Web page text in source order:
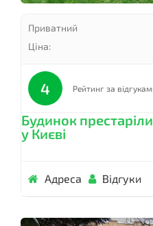
Приватний
Ціна:
4 Рейтинг за
Будинок
у Києві
Адреса Відгуки